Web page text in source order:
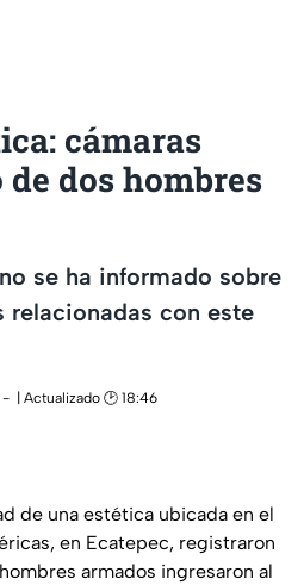
cámaras
dos hombres
se ha informado sobre
relacionadas con este
| Actualizado 🕑 18:46
de una estética ubicada en el
en Ecatepec, registraron
armados ingresaron al